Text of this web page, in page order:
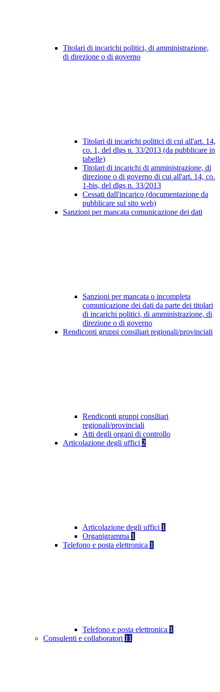
Titolari di incarichi politici, di amministrazione,
di direzione o di governo
Titolari di incarichi politici di cui all'art. 14,
co. 1, del dlgs n. 33/2013 (da pubblicare in
tabelle)
Titolari di incarichi di amministrazione, di
direzione o di governo di cui all'art. 14, co.
1-bis, del dlgs n. 33/2013
Cessati dall'incarico (documentazione da
pubblicare sul sito web)
Sanzioni per mancata comunicazione dei dati
Sanzioni per mancata o incompleta
comunicazione dei dati da parte dei titolari
di incarichi politici, di amministrazione, di
direzione o di governo
Rendiconti gruppi consiliari regionali/provinciali
Rendiconti gruppi consiliari
regionali/provinciali
Atti degli organi di controllo
Articolazione degli uffici 2
Articolazione degli uffici 1
Organigramma 1
Telefono e posta elettronica 1
Telefono e posta elettronica 1
Consulenti e collaboratori 11